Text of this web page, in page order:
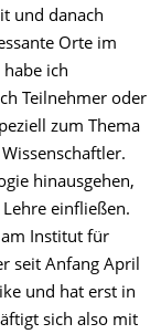
und danach
Orte im
ich
Teilnehmer oder
zum Thema
hinausgehen,
einfließen.
am Institut für
seit Anfang April
und hat erst in
sich also mit